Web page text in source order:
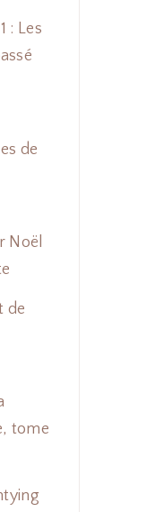
: Les
de
Noël
de
tome